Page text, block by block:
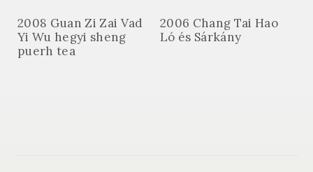
2008 Guan Zi Zai Vad
Yi Wu hegyi sheng
puerh tea
2006 Chang Tai Hao
Ló és Sárkány